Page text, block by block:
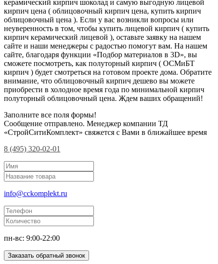
керамический кирпич шоколад и самую выгодную лицевой
кирпич цена ( облицовочный кирпич цена, купить кирпич
облицовочный цена ). Если у вас возникли вопросы или
неуверенность в том, чтобы купить лицевой кирпич ( купить
кирпич керамический лицевой ), оставьте заявку на нашем
сайте и наши менеджеры с радостью помогут вам. На нашем
сайте, благодаря функции «Подбор материалов в 3D», вы
сможете посмотреть, как полуторный кирпич ( ОСМиБТ
кирпич ) будет смотреться на готовом проекте дома. Обратите
внимание, что облицовочный кирпич дешево вы можете
приобрести в холодное время года по минимальной кирпич
полуторный облицовочный цена. Ждем ваших обращений!
Заполните все поля формы!
Сообщение отправлено. Менеджер компании ТД
«СтройСитиКомплект» свяжется с Вами в ближайшее время
8 (495) 320-02-01
info@cckomplekt.ru
пн-вс: 9:00-22:00
Заказать обратный звонок